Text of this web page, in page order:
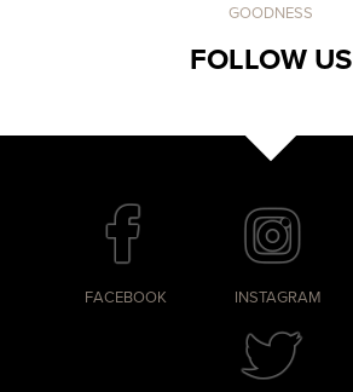
GOODNESS
FOLLOW US
FACEBOOK INSTAGRAM